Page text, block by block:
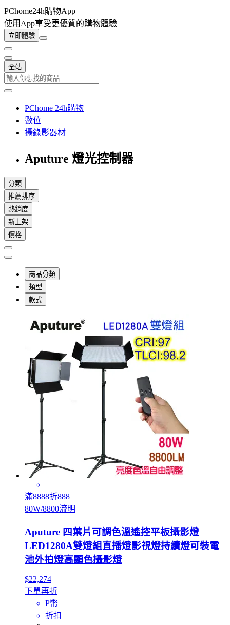
PChome24h購物App
使用App享受更優質的購物體驗
立即體驗
全站
PChome 24h購物
數位
攝錄影器材
Aputure 燈光控制器
分類
推薦排序
熱銷度
新上架
價格
商品分類
類型
款式
滿8888折888
80W/8800流明
Aputure 四葉片可調色溫遙控平板攝影燈
LED1280A雙燈組直播燈影視燈持續燈可裝電
池外拍燈高顯色攝影燈
$22,274
下單再折
P幣
折扣